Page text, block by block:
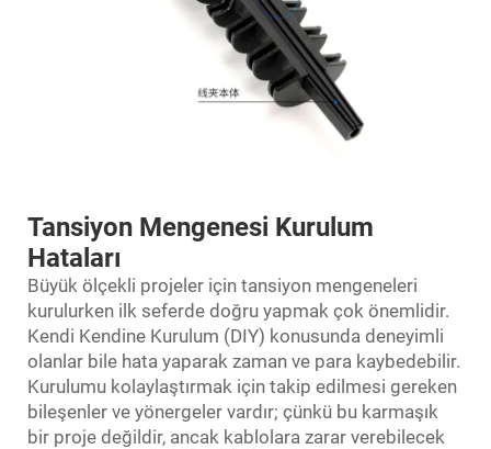
Tansiyon Mengenesi Kurulum
Hataları
Büyük ölçekli projeler için tansiyon mengeneleri
kurulurken ilk seferde doğru yapmak çok önemlidir.
Kendi Kendine Kurulum (DIY) konusunda deneyimli
olanlar bile hata yaparak zaman ve para kaybedebilir.
Kurulumu kolaylaştırmak için takip edilmesi gereken
bileşenler ve yönergeler vardır; çünkü bu karmaşık
bir proje değildir, ancak kablolara zarar verebilecek